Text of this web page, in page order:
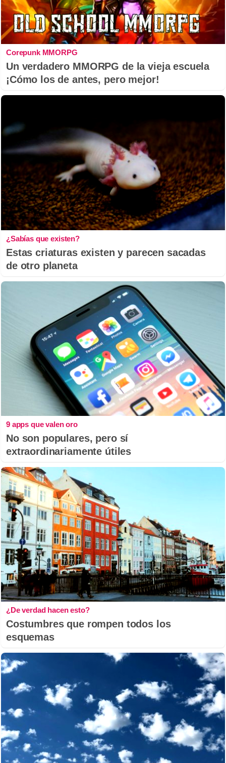
Corepunk MMORPG
Un verdadero MMORPG de la vieja escuela
¡Cómo los de antes, pero mejor!
¿Sabías que existen?
Estas criaturas existen y parecen sacadas
de otro planeta
9 apps que valen oro
No son populares, pero sí
extraordinariamente útiles
¿De verdad hacen esto?
Costumbres que rompen todos los
esquemas